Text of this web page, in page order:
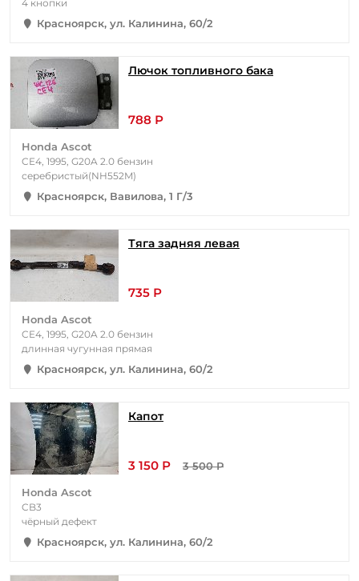
4 кнопки
Красноярск, ул. Калинина, 60/2
Лючок топливного бака
788 Р
Honda Ascot
CE4, 1995, G20A 2.0 бензин
серебристый(NH552M)
Красноярск, Вавилова, 1 Г/3
Тяга задняя левая
735 Р
Honda Ascot
CE4, 1995, G20A 2.0 бензин
длинная чугунная прямая
Красноярск, ул. Калинина, 60/2
Капот
3 150 Р 3 500 Р
Honda Ascot
CB3
чёрный дефект
Красноярск, ул. Калинина, 60/2